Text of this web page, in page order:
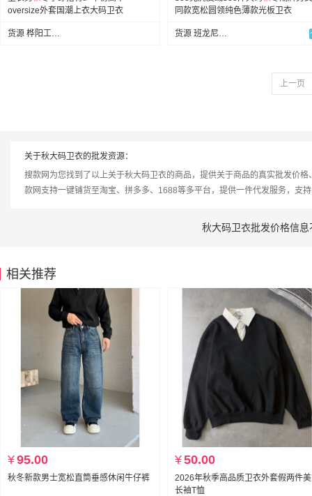
oversize外套国潮上衣大码卫衣
货源 桦阳工厂供应(可代发)
同款宽松圆领纯色薄款光板卫衣
货源 班龙尼大码供应链
上一页
关于秋大码卫衣的批发资源：
搜款网为您找到了以上关于秋大码卫衣的商品，提供关于商品的真实批发价格
款网支持一键铺货至淘宝、拼多多、1688等多平台，提供一件代发服务，支
秋大码卫衣批发价格信
相关推荐
¥95.00
秋冬新款男士宽松直筒垂感休闲牛仔裤
¥50.00
2026年秋季高品质卫衣外套假两件
长袖T恤